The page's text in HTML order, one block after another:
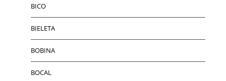
BICO
BIELETA
BOBINA
BOCAL